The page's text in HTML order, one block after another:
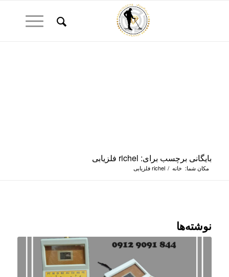
بایگانی برچسب برای: richel فلزیابی
مکان شما: خانه / richel فلزیابی
نوشته‌ها